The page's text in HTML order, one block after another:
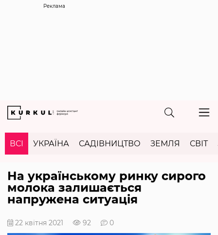
Реклама
ВСІ УКРАЇНА САДІВНИЦТВО ЗЕМЛЯ СВІТ
На українському ринку сирого
молока залишається
напружена ситуація
22 квітня 2021 92 0